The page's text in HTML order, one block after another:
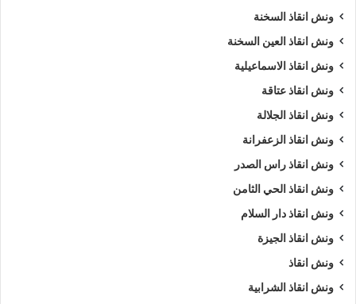
ونش انقاذ السخنة
ونش انقاذ العين السخنة
ونش انقاذ الاسماعيلية
ونش انقاذ عتاقة
ونش انقاذ الجلالة
ونش انقاذ الزعفرانة
ونش انقاذ راس الصدر
ونش انقاذ الحي الثامن
ونش انقاذ دار السلام
ونش انقاذ الجيزة
ونش انقاذ
ونش انقاذ الشرابية